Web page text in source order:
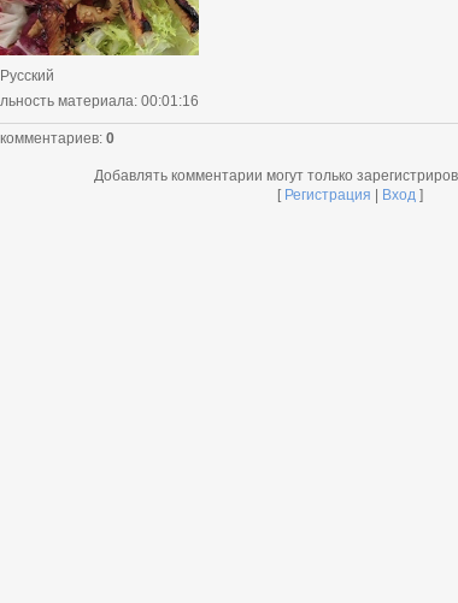
материала: 00:01:16
комментариев: 0
Добавлять комментарии могут только
[ Регистрация Вход]